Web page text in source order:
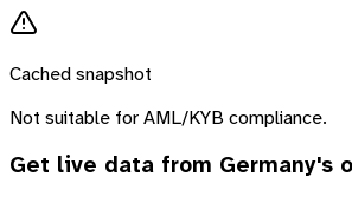
Cached snapshot
Not suitable for AML/KYB compliance.
Get live data from Germany's